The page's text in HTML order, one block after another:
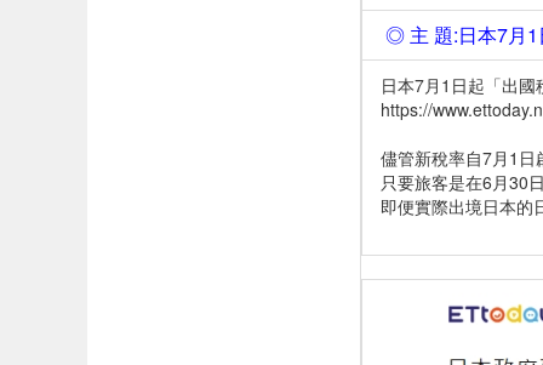
◎ 主 題:日本7月
日本7月1日起「出
https://
儘管新稅率自7月1日
只要旅客是在6月30
即便實際出境日本的